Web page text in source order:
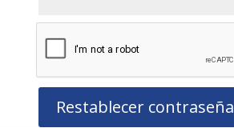
Restablecer contraseña